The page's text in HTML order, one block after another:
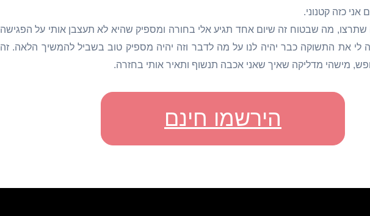
כזה קטנוני.
שתרצו, מה שבטוח זה שיום אחד תגיע אלי בחורה ומספיק שהיא לא תעצבן אותי על הפגישה
לי את התשוקה כבר יהיה לנו על מה לדבר וזה יהיה מספיק טוב בשביל להמשיך הלאה. זה
מישהי מדליקה שאיך שאני אכבה תנשוף ותאיר אותי בחזרה.
הירשמו חינם